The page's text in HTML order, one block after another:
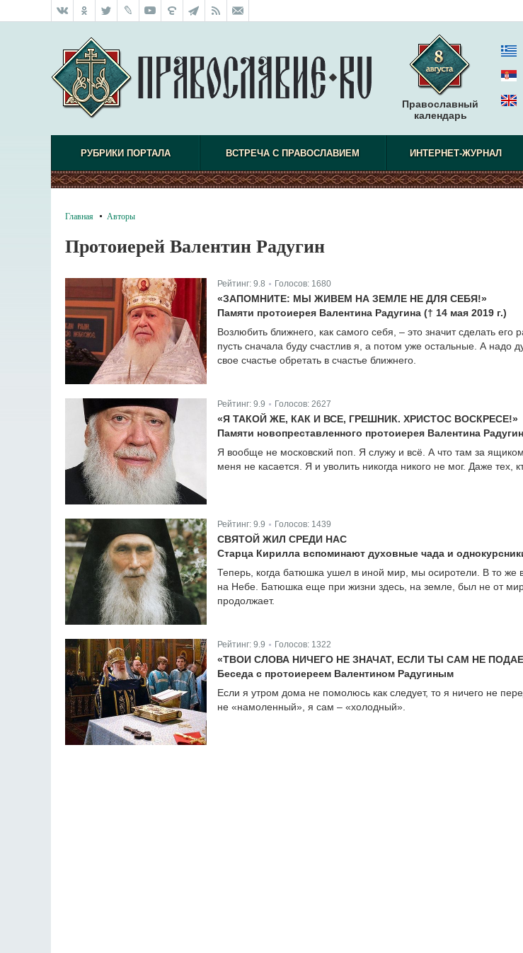
Православный
календарь
РУБРИКИ ПОРТАЛА ВСТРЕЧА С ПРАВОСЛАВИЕМ ИНТЕРНЕТ-ЖУРНАЛ
Главная Авторы
Протоиерей Валентин Радугин
Рейтинг: 9.8 Голосов: 1680
«ЗАПОМНИТЕ: МЫ ЖИВЕМ НА ЗЕМЛЕ НЕ ДЛЯ СЕБЯ!»
Памяти протоиерея Валентина Радугина († 14 мая 2019 г.)
Возлюбить ближнего, как самого себя, – это значит сделать
пусть сначала буду счастлив я, а потом уже остальные. А надо
свое счастье обретать в счастье ближнего.
Рейтинг: 9.9 Голосов: 2627
«Я ТАКОЙ ЖЕ, КАК И ВСЕ, ГРЕШНИК. ХРИСТОС ВОСКРЕСЕ!»
Памяти новопреставленного протоиерея Валентина
Я вообще не московский поп. Я служу и всё. А что там за
меня не касается. Я и уволить никогда никого не мог. Даже тех,
Рейтинг: 9.9 Голосов: 1439
СВЯТОЙ ЖИЛ СРЕДИ НАС
Старца Кирилла вспоминают духовные чада и
Теперь, когда батюшка ушел в иной мир, мы осиротели. В то
на Небе. Батюшка еще при жизни здесь, на земле, был не от
продолжает.
Рейтинг: 9.9 Голосов: 1322
«ТВОИ СЛОВА НИЧЕГО НЕ ЗНАЧАТ, ЕСЛИ ТЫ САМ НЕ
Беседа с протоиереем Валентином Радугиным
Если я утром дома не помолюсь как следует, то я ничего не
не «намоленный», я сам – «холодный».